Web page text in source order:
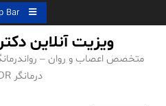
to
Top Bar
ویزیت آنلاین
متخصص اعصاب و روان –
درمانگر EMDR